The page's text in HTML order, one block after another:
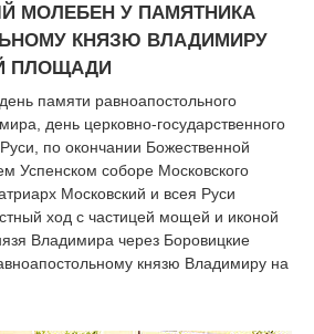
МОЛЕБЕН У ПАМЯТНИКА
КНЯЗЮ ВЛАДИМИРУ
ПЛОЩАДИ
памяти равноапостольного
день церковно-государственного
по окончании Божественной
Успенском соборе Московского
Московский и всея Руси
ход c частицей мощей и иконой
Владимира через Боровицкие
князю Владимиру на